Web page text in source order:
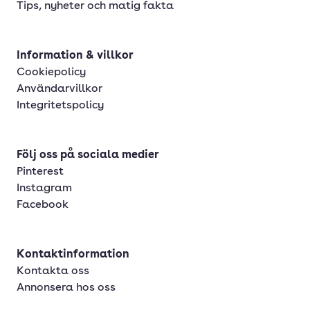
Tips, nyheter och matig fakta
Information & villkor
Cookiepolicy
Användarvillkor
Integritetspolicy
Följ oss på sociala medier
Pinterest
Instagram
Facebook
Kontaktinformation
Kontakta oss
Annonsera hos oss